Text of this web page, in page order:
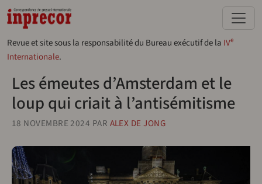
Aller au contenu principal
Revue et site sous la responsabilité du Bureau exécutif de la IVe
Internationale.
Les émeutes d’Amsterdam et le
loup qui criait à l’antisémitisme
18 NOVEMBRE 2024 PAR ALEX DE JONG